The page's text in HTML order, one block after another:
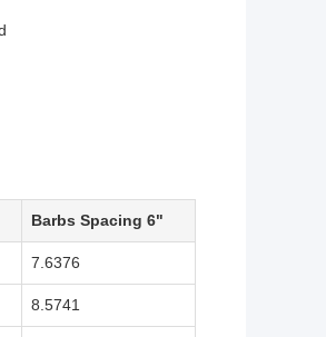
Barbs Spacing 6"
7.6376
8.5741